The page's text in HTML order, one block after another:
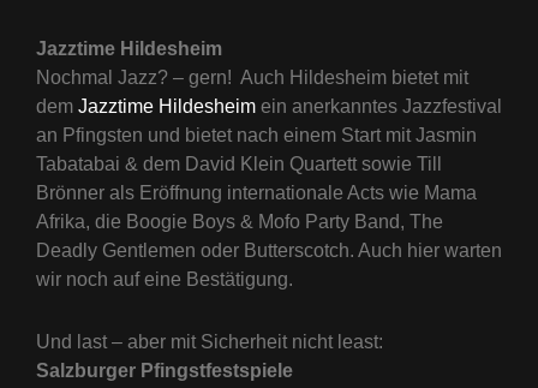
Jazztime Hildesheim
Nochmal Jazz? – gern! Auch Hildesheim bietet mit
dem Jazztime Hildesheim ein anerkanntes Jazzfestival
an Pfingsten und bietet nach einem Start mit Jasmin
Tabatabai & dem David Klein Quartett sowie Till
Brönner als Eröffnung internationale Acts wie Mama
Afrika, die Boogie Boys & Mofo Party Band, The
Deadly Gentlemen oder Butterscotch. Auch hier warten
wir noch auf eine Bestätigung.
Und last – aber mit Sicherheit nicht least:
Salzburger Pfingstfestspiele